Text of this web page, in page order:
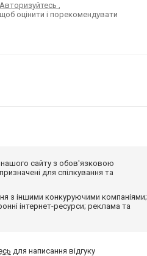
Авторизуйтесь,
щоб оцінити і порекомендувати
нашого сайту з обов'язковою
для спілкування та
з іншими конкуруючими компаніями;
інтернет-ресурси; реклама та
для написання відгуку